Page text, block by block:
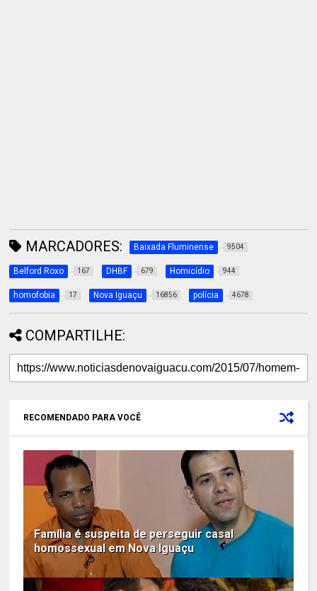
MARCADORES: Baixada Fluminense 9504
Belford Roxo 167 DHBF 679 Homicídio 944
homofobia 17 Nova Iguaçu 16856 polícia 4678
COMPARTILHE:
RECOMENDADO PARA VOCÊ
Família é suspeita de perseguir casal
homossexual em Nova Iguaçu